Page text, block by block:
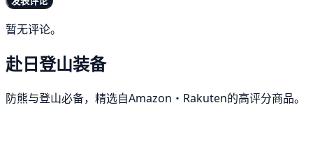
暂无评论。
赴日登山装备
防熊与登山必备，精选自Amazon・Rakuten的高评分商品。